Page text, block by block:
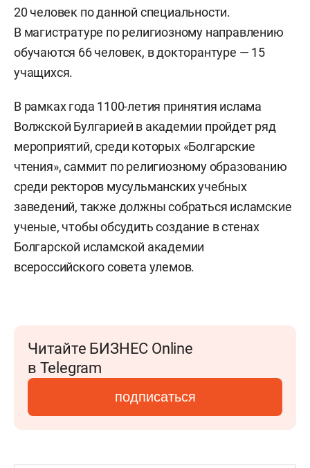
20 человек по данной специальности.
В магистратуре по религиозному направлению
обучаются 66 человек, в докторантуре — 15
учащихся.
В рамках года 1100-летия принятия ислама
Волжской Булгарией в академии пройдет ряд
мероприятий, среди которых «Болгарские
чтения», саммит по религиозному образованию
среди ректоров мусульманских учебных
заведений, также должны собраться исламские
ученые, чтобы обсудить создание в стенах
Болгарской исламской академии
всероссийского совета улемов.
Читайте БИЗНЕС Online
в Telegram
подписаться